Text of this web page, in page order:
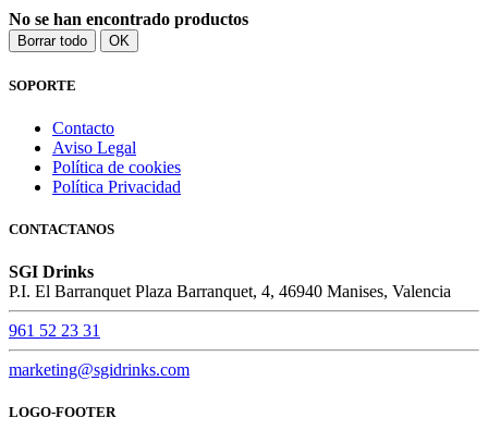
No se han encontrado productos
Borrar todo OK
SOPORTE
Contacto
Aviso Legal
Política de cookies
Política Privacidad
CONTACTANOS
SGI Drinks
P.I. El Barranquet Plaza Barranquet, 4, 46940 Manises, Valencia
961 52 23 31
marketing@sgidrinks.com
LOGO-FOOTER